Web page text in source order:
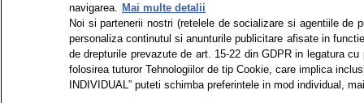
navigarea. Mai multe detalii
Noi si partenerii nostri (retelele de socializare si agentiile de
personaliza continutul si anunturile publicitare afisate in
de drepturile prevazute de art. 15-22 din GDPR in legatura
folosirea tuturor Tehnologiilor de tip Cookie, care implica
INDIVIDUAL” puteti schimba preferintele in mod individual,